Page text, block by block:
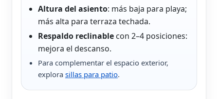
Altura del asiento: más baja para playa;
más alta para terraza techada.
Respaldo reclinablecon 2–4 posiciones:
mejora el descanso.
Para complementar el espacio exterior,
explora sillas para patio.